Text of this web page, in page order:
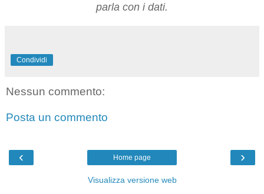
parla con i dati.
Condividi
Nessun commento:
Posta un commento
‹ ›
Home page
Visualizza versione web